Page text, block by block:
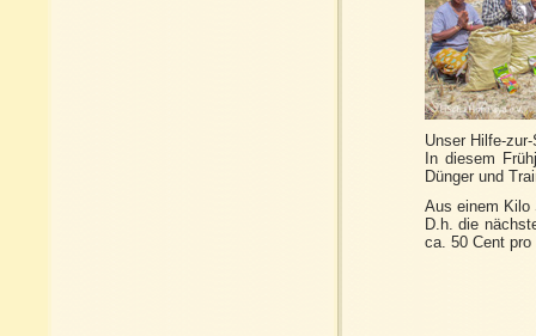
Unser Hilfe-
In diesem
Dünger und
Aus einem Kilo
D.h. die
ca. 50 Cent